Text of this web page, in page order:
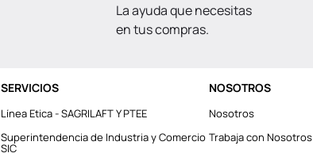
La ayuda que necesitas
en tus compras.
SERVICIOS
Línea Etica - SAGRILAFT Y PTEE
Superintendencia de Industria y Comercio
SIC
NOSOTROS
Nosotros
Trabaja con Nosotros